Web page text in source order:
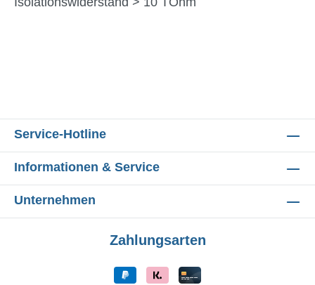
Service-Hotline
Informationen & Service
Unternehmen
Zahlungsarten